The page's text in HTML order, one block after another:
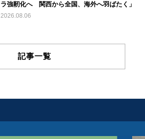
ラ強靭化へ 関西から全国、海外へ羽ばたく」
2026.08.06
記事一覧